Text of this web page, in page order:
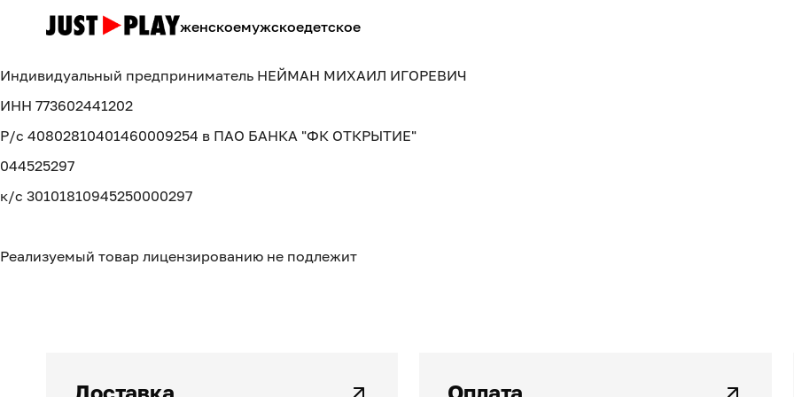
женскоемужскоедетское
Индивидуальный предприниматель НЕЙМАН МИХАИЛ ИГОРЕВИЧ
ИНН 773602441202
Р/с 40802810401460009254 в ПАО БАНКА "ФК ОТКРЫТИЕ"
044525297
к/с 30101810945250000297
Реализуемый товар лицензированию не подлежит